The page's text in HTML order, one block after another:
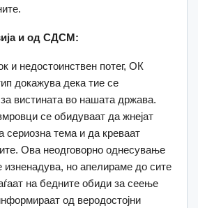
и од СДСМ:
и недостоинствен потег, ОК
дека тие се
за вистината во нашата држава.
се обидуваат да жнејат
сериозна тема и да креваат
Ова неодговорно однесување
изненадува, но апелираме до сите
на бедните обиди за сеење
од веродостојни